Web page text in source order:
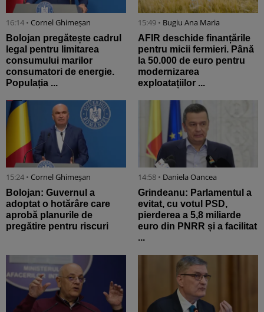
16:14 • Cornel Ghimeșan
Bolojan pregătește cadrul
legal pentru limitarea
consumului marilor
consumatori de energie.
Populația ...
15:49 • Bugiu ⁠Ana Maria
AFIR deschide finanțările
pentru micii fermieri. Până
la 50.000 de euro pentru
modernizarea
exploatațiilor ...
15:24 • Cornel Ghimeșan
Bolojan: Guvernul a
adoptat o hotărâre care
aprobă planurile de
pregătire pentru riscuri
14:58 • Daniela Oancea
Grindeanu: Parlamentul a
evitat, cu votul PSD,
pierderea a 5,8 miliarde
euro din PNRR și a facilitat
...